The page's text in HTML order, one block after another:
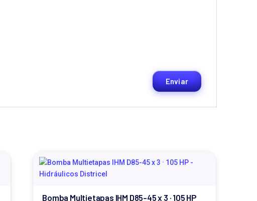
Bomba Multietapas IHM D85-45 x 3 · 105 HP